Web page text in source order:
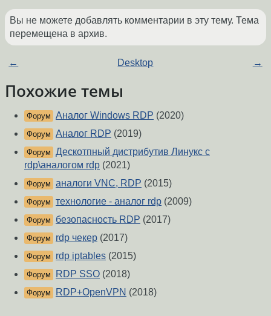
Вы не можете добавлять комментарии в эту тему. Тема
перемещена в архив.
← Desktop →
Похожие темы
Форум Аналог Windows RDP (2020)
Форум Аналог RDP (2019)
Форум Дескотпный дистрибутив Линукс с
rdp\аналогом rdp (2021)
Форум аналоги VNC, RDP (2015)
Форум технологие - аналог rdp (2009)
Форум безопасность RDP (2017)
Форум rdp чекер (2017)
Форум rdp iptables (2015)
Форум RDP SSO (2018)
Форум RDP+OpenVPN (2018)